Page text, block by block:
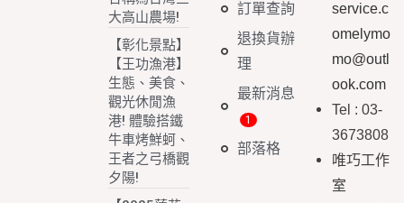
大高山農場!
【彰化景點】
【王功漁港】
生態、美食、
觀光休閒漁
港! 體驗搭鐵
牛車烤鮮蚵、
王者之弓橋觀
夕陽!
訂單查詢
退換貨辦
理
最新消息
部落格
service.c
omelymo
mo@outl
ook.com
Tel : 03-
3673808
唯巧工作
室